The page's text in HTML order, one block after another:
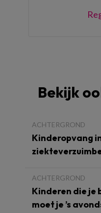
Bekijk
ACHTERGROND
Kinderopvang
ACHTERGROND
Kinderen die je
moet je ’s